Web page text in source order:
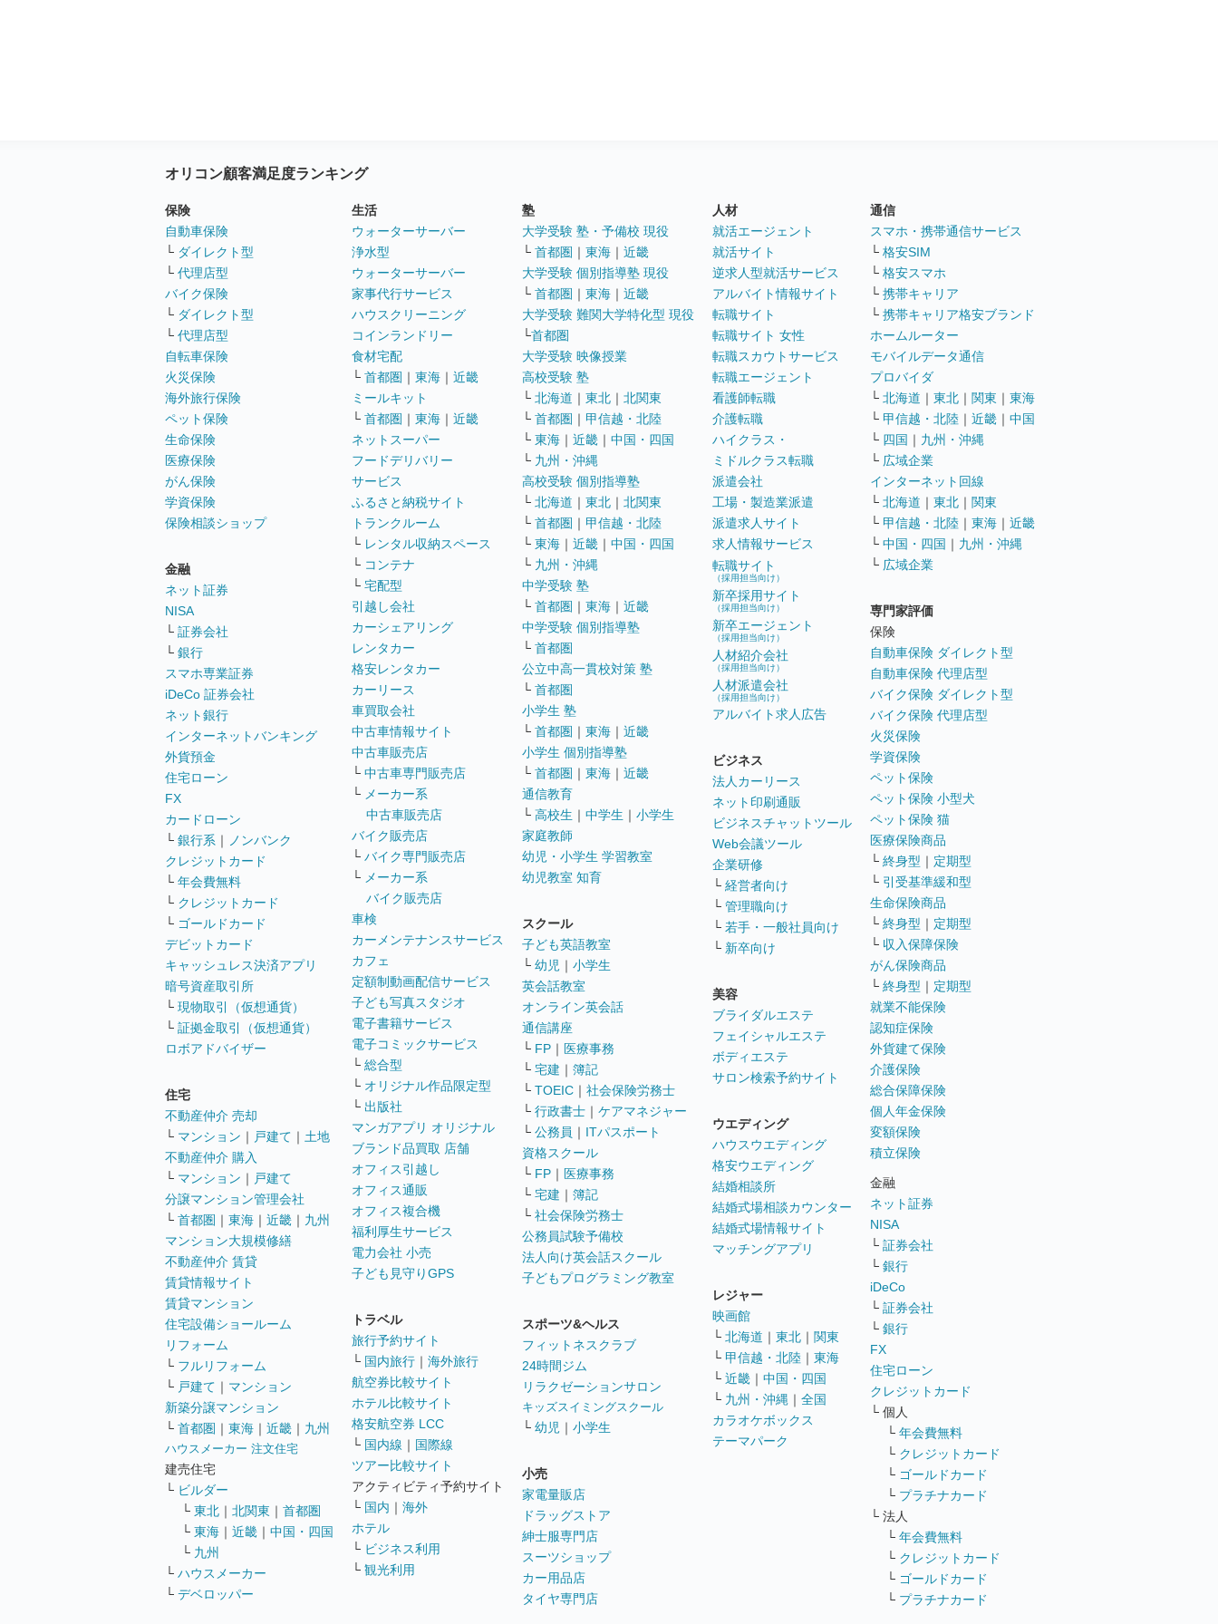
オリコン顧客満足度ランキング
保険
自動車保険
└ ダイレクト型
└ 代理店型
バイク保険
└ ダイレクト型
└ 代理店型
自転車保険
火災保険
海外旅行保険
ペット保険
生命保険
医療保険
がん保険
学資保険
保険相談ショップ
金融
ネット証券
NISA
└ 証券会社
└ 銀行
スマホ専業証券
iDeCo 証券会社
ネット銀行
インターネットバンキング
外貨預金
住宅ローン
FX
カードローン
└ 銀行系 ｜
ノンバンク
クレジットカード
└ 年会費無料
└ クレジットカード
└ ゴールドカード
デビットカード
キャッシュレス決済アプリ
暗号資産取引所
└ 現物取引（仮想通貨）
└ 証拠金取引（仮想通貨）
ロボアドバイザー
住宅
不動産仲介 売却
└ マンション ｜ 戸建て ｜ 土地
不動産仲介 購入
└ マンション ｜ 戸建て
分譲マンション管理会社
└ 首都圏 ｜ 東海 ｜ 近畿 ｜ 九州
マンション大規模修繕
不動産仲介 賃貸
賃貸情報サイト
賃貸マンション
住宅設備ショールーム
リフォーム
└ フルリフォーム
└ 戸建て ｜ マンション
新築分譲マンション
└ 首都圏 ｜ 東海 ｜ 近畿 ｜ 九州
ハウスメーカー 注文住宅
建売住宅
└ ビルダー
└ 東北 ｜ 北関東 ｜ 首都圏
└ 東海 ｜ 近畿 ｜ 中国・四国
└ 九州
└ ハウスメーカー
└ デベロッパー
生活
ウォーターサーバー
浄水型
ウォーターサーバー
家事代行サービス
ハウスクリーニング
コインランドリー
食材宅配
└ 首都圏 ｜ 東海 ｜ 近畿
ミールキット
└ 首都圏 ｜ 東海 ｜ 近畿
ネットスーパー
フードデリバリー
サービス
ふるさと納税サイト
トランクルーム
└ レンタル収納スペース
└ コンテナ
└ 宅配型
引越し会社
カーシェアリング
レンタカー
格安レンタカー
カーリース
車買取会社
中古車情報サイト
中古車販売店
└ 中古車専門販売店
└ メーカー系
中古車販売店
バイク販売店
└ バイク専門販売店
└ メーカー系
バイク販売店
車検
カーメンテナンスサービス
カフェ
定額制動画配信サービス
子ども写真スタジオ
電子書籍サービス
電子コミックサービス
└ 総合型
└ オリジナル作品限定型
└ 出版社
マンガアプリ オリジナル
ブランド品買取 店舗
オフィス引越し
オフィス通販
オフィス複合機
福利厚生サービス
電力会社 小売
子ども見守りGPS
トラベル
旅行予約サイト
└ 国内旅行 ｜ 海外旅行
航空券比較サイト
ホテル比較サイト
格安航空券 LCC
└ 国内線 ｜ 国際線
ツアー比較サイト
アクティビティ予約サイト
└ 国内 ｜ 海外
ホテル
└ ビジネス利用
└ 観光利用
塾
大学受験 塾・予備校 現役
└ 首都圏 ｜ 東海 ｜ 近畿
大学受験 個別指導塾 現役
└ 首都圏 ｜ 東海 ｜ 近畿
大学受験 難関大学特化型 現役
└首都圏
大学受験 映像授業
高校受験 塾
└ 北海道 ｜ 東北 ｜ 北関東
└ 首都圏 ｜ 甲信越・北陸
└ 東海 ｜ 近畿 ｜ 中国・四国
└ 九州・沖縄
高校受験 個別指導塾
└ 北海道 ｜ 東北 ｜ 北関東
└ 首都圏 ｜ 甲信越・北陸
└ 東海 ｜ 近畿 ｜ 中国・四国
└ 九州・沖縄
中学受験 塾
└ 首都圏 ｜ 東海 ｜ 近畿
中学受験 個別指導塾
└ 首都圏
公立中高一貫校対策 塾
└ 首都圏
小学生 塾
└ 首都圏 ｜ 東海 ｜ 近畿
小学生 個別指導塾
└ 首都圏 ｜ 東海 ｜ 近畿
通信教育
└ 高校生 ｜ 中学生 ｜ 小学生
家庭教師
幼児・小学生 学習教室
幼児教室 知育
スクール
子ども英語教室
└ 幼児 ｜ 小学生
英会話教室
オンライン英会話
通信講座
└ FP ｜ 医療事務
└ 宅建 ｜ 簿記
└ TOEIC ｜ 社会保険労務士
└ 行政書士 ｜ ケアマネジャー
└ 公務員 ｜ ITパスポート
資格スクール
└ FP ｜ 医療事務
└ 宅建 ｜ 簿記
└ 社会保険労務士
公務員試験予備校
法人向け英会話スクール
子どもプログラミング教室
スポーツ&ヘルス
フィットネスクラブ
24時間ジム
リラクゼーションサロン
キッズスイミングスクール
└ 幼児 ｜ 小学生
小売
家電量販店
ドラッグストア
紳士服専門店
スーツショップ
カー用品店
タイヤ専門店
人材
就活エージェント
就活サイト
逆求人型就活サービス
アルバイト情報サイト
転職サイト
転職サイト 女性
転職スカウトサービス
転職エージェント
看護師転職
介護転職
ハイクラス・
ミドルクラス転職
派遣会社
工場・製造業派遣
派遣求人サイト
求人情報サービス
転職サイト
（採用担当向け）
新卒採用サイト
（採用担当向け）
新卒エージェント
（採用担当向け）
人材紹介会社
（採用担当向け）
人材派遣会社
（採用担当向け）
アルバイト求人広告
ビジネス
法人カーリース
ネット印刷通販
ビジネスチャットツール
Web会議ツール
企業研修
└ 経営者向け
└ 管理職向け
└ 若手・一般社員向け
└ 新卒向け
美容
ブライダルエステ
フェイシャルエステ
ボディエステ
サロン検索予約サイト
ウエディング
ハウスウエディング
格安ウエディング
結婚相談所
結婚式場相談カウンター
結婚式場情報サイト
マッチングアプリ
レジャー
映画館
└ 北海道 ｜ 東北 ｜ 関東
└ 甲信越・北陸 ｜ 東海
└ 近畿 ｜ 中国・四国
└ 九州・沖縄 ｜ 全国
カラオケボックス
テーマパーク
通信
スマホ・携帯通信サービス
└ 格安SIM
└ 格安スマホ
└ 携帯キャリア
└ 携帯キャリア格安ブランド
ホームルーター
モバイルデータ通信
プロバイダ
└ 北海道 ｜ 東北 ｜ 関東 ｜ 東海
└ 甲信越・北陸 ｜ 近畿 ｜ 中国
└ 四国 ｜ 九州・沖縄
└ 広域企業
インターネット回線
└ 北海道 ｜ 東北 ｜ 関東
└ 甲信越・北陸 ｜ 東海 ｜ 近畿
└ 中国・四国 ｜ 九州・沖縄
└ 広域企業
専門家評価
保険
自動車保険 ダイレクト型
自動車保険 代理店型
バイク保険 ダイレクト型
バイク保険 代理店型
火災保険
学資保険
ペット保険
ペット保険 小型犬
ペット保険 猫
医療保険商品
└ 終身型 ｜ 定期型
└ 引受基準緩和型
生命保険商品
└ 終身型 ｜ 定期型
└ 収入保障保険
がん保険商品
└ 終身型 ｜ 定期型
就業不能保険
認知症保険
外貨建て保険
介護保険
総合保障保険
個人年金保険
変額保険
積立保険
金融
ネット証券
NISA
└ 証券会社
└ 銀行
iDeCo
└ 証券会社
└ 銀行
FX
住宅ローン
クレジットカード
└ 個人
└ 年会費無料
└ クレジットカード
└ ゴールドカード
└ プラチナカード
└ 法人
└ 年会費無料
└ クレジットカード
└ ゴールドカード
└ プラチナカード